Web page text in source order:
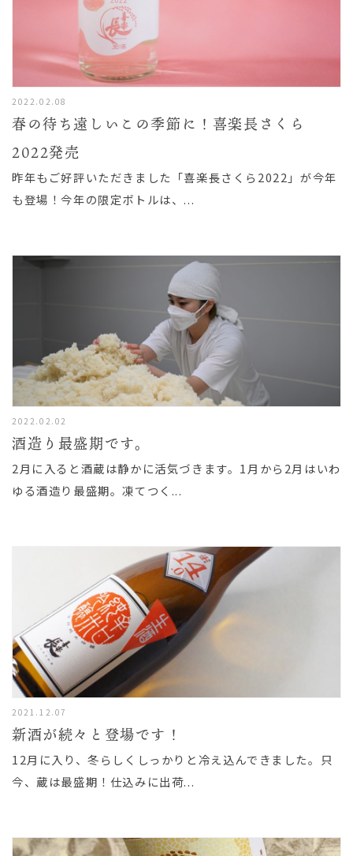
2022.02.08
春の待ち遠しいこの季節に！喜楽長さくら
2022発売
昨年もご好評いただきました「喜楽長さくら2022」が今年
も登場！今年の限定ボトルは、...
2022.02.02
酒造り最盛期です。
2月に入ると酒蔵は静かに活気づきます。1月から2月はいわ
ゆる酒造り最盛期。凍てつく...
2021.12.07
新酒が続々と登場です！
12月に入り、冬らしくしっかりと冷え込んできました。只
今、蔵は最盛期！仕込みに出荷...